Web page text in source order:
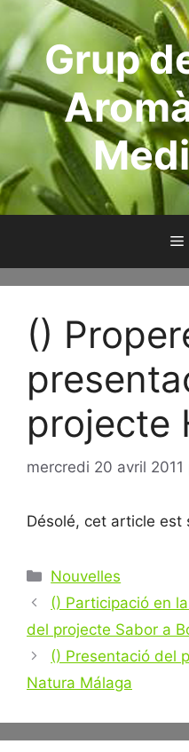
contenuGrup
()
projecte
mercredi 20 avril 2011
Désolé, cet article est
Catégories
Nouvelles
Navigation
des
articles
() Participació en
del projecte Sabor a
() Presentació del
Natura Málaga